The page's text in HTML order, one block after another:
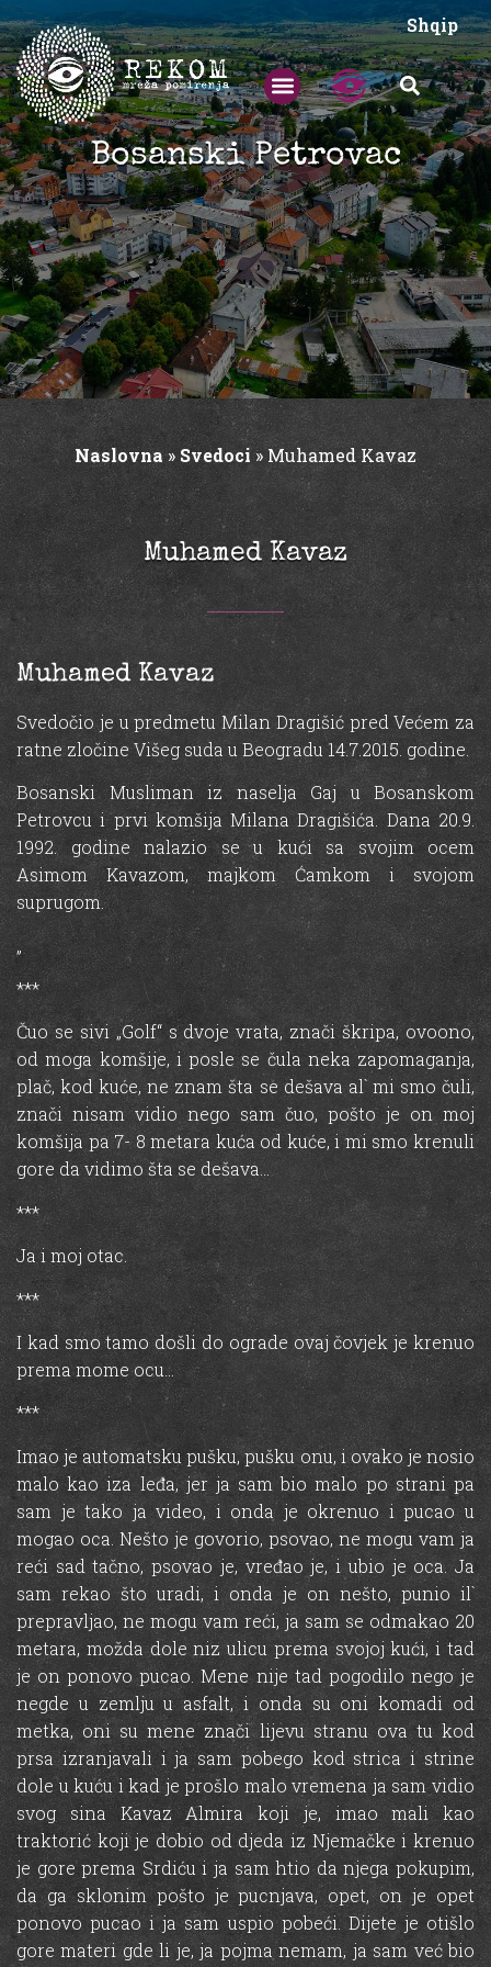
Shqip
Bosanski Petrovac
Naslovna» Svedoci »Muhamed Kavaz
Muhamed Kavaz
Muhamed Kavaz
Svedočio je u predmetu Milan Dragišić pred Većem za
ratne zločine Višeg suda u Beogradu 14.7.2015. godine.
Bosanski Musliman iz naselja Gaj u Bosanskom
Petrovcu i prvi komšija Milana Dragišića. Dana 20.9.
1992. godine nalazio se u kući sa svojim ocem
Asimom Kavazom, majkom Ćamkom i svojom
suprugom.
„
***
Čuo se sivi „Golf“ s dvoje vrata, znači škripa, ovoono,
od moga komšije, i posle se čula neka zapomaganja,
plač, kod kuće, ne znam šta se dešava al` mi smo čuli,
znači nisam vidio nego sam čuo, pošto je on moj
komšija pa 7- 8 metara kuća od kuće, i mi smo krenuli
gore da vidimo šta se dešava…
***
Ja i moj otac.
***
I kad smo tamo došli do ograde ovaj čovjek je krenuo
prema mome ocu…
***
Imao je automatsku pušku, pušku onu, i ovako je nosio
malo kao iza leđa, jer ja sam bio malo po strani pa
sam je tako ja video, i onda je okrenuo i pucao u
mogao oca. Nešto je govorio, psovao, ne mogu vam ja
reći sad tačno, psovao je, vređao je, i ubio je oca. Ja
sam rekao što uradi, i onda je on nešto, punio il`
prepravljao, ne mogu vam reći, ja sam se odmakao 20
metara, možda dole niz ulicu prema svojoj kući, i tad
je on ponovo pucao. Mene nije tad pogodilo nego je
negde u zemlju u asfalt, i onda su oni komadi od
metka, oni su mene znači lijevu stranu ova tu kod
prsa izranjavali i ja sam pobego kod strica i strine
dole u kuću i kad je prošlo malo vremena ja sam vidio
svog sina Kavaz Almira koji je, imao mali kao
traktorić koji je dobio od djeda iz Njemačke i krenuo
je gore prema Srdiću i ja sam htio da njega pokupim,
da ga sklonim pošto je pucnjava, opet, on je opet
ponovo pucao i ja sam uspio pobeći. Dijete je otišlo
gore materi gde li je, ja pojma nemam, ja sam već bio